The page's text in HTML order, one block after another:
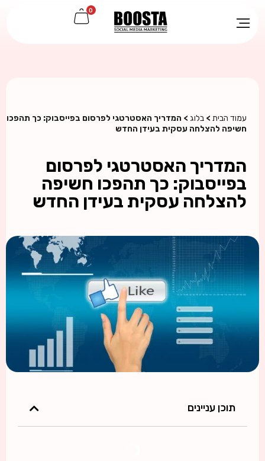
0
עמוד הבית >בלוג > המדריך האסטרטגי לפרסום בפייסבוק: כך תהפכו
חשיפה להצלחה עסקית בעידן החדש
המדריך האסטרטגי לפרסום
בפייסבוק: כך תהפכו חשיפה
להצלחה עסקית בעידן החדש
תוכן עניינים